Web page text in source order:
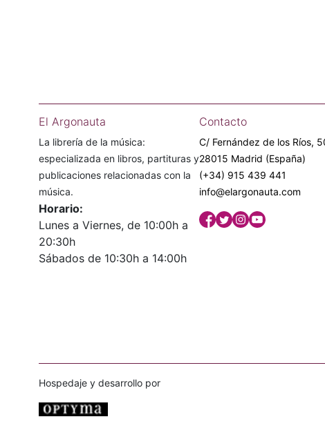
El Argonauta
La librería de la música:
especializada en libros, partituras y
publicaciones relacionadas con la
música.
Horario:
Lunes a Viernes, de 10:00h a
20:30h
Sábados de 10:30h a 14:00h
Contacto
C/ Fernández de los Ríos,
28015 Madrid (España)
(+34) 915 439 441
info@elargonauta.com
Hospedaje y desarrollo por